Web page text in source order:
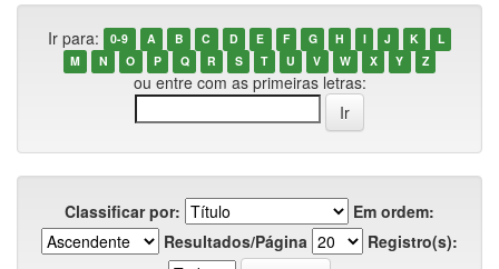
Ir para: 0-9 A B C D E F G H I J K
L
M
N O P Q R S T U V W X Y Z
ou entre com as primeiras letras:
Classificar por:
Em ordem:
Resultados/Página
Registro(s):